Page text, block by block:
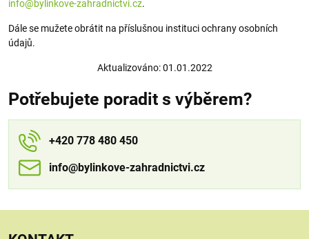
info@bylinkove-zahradnictvi.cz.
Dále se mužete obrátit na příslušnou instituci ochrany osobních
údajů.
Aktualizováno: 01.01.2022
Potřebujete poradit s výběrem?
+420 778 480 450
info​​@bylinkove-zahradnictvi​​.cz